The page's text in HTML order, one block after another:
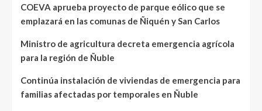
COEVA aprueba proyecto de parque eólico que se
emplazará en las comunas de Ñiquén y San Carlos
Ministro de agricultura decreta emergencia agrícola
para la región de Ñuble
Continúa instalación de viviendas de emergencia para
familias afectadas por temporales en Ñuble